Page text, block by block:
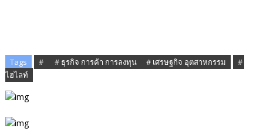
Tags # ​ # ​ธุรกิจ การค้า การลงทุน​ # เศรษฐกิจ อุตสาหกรรม
# ​
ไฮไลท์